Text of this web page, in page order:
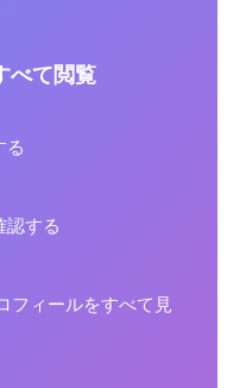
べて閲覧
る
認する
フィールをすべて見